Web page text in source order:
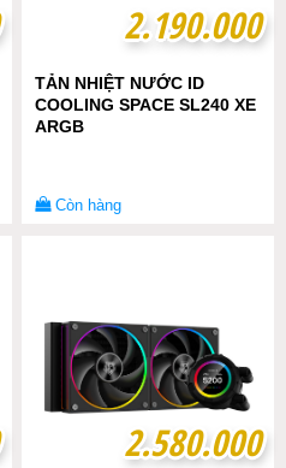
2.190.000
2.190.000
TẢN NHIỆT NƯỚC ID
COOLING SPACE SL240 XE
ARGB
Còn hàng
2.580.000
2.580.000